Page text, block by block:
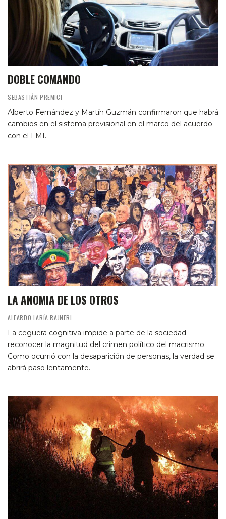
DOBLE COMANDO
SEBASTIÁN PREMICI
Alberto Fernández y Martín Guzmán confirmaron que habrá
cambios en el sistema previsional en el marco del acuerdo
con el FMI.
LA ANOMIA DE LOS OTROS
ALEARDO LARÍA RAJNERI
La ceguera cognitiva impide a parte de la sociedad
reconocer la magnitud del crimen político del macrismo.
Como ocurrió con la desaparición de personas, la verdad se
abrirá paso lentamente.